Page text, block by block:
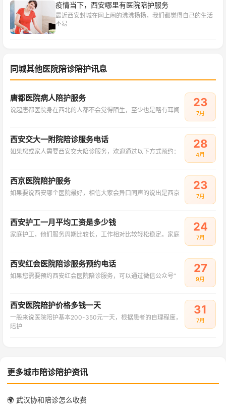
疫情当下，西安哪里有医院陪护服务
最近西安封城在网上闹的沸沸扬扬，我们都觉得自己的生活
不易
同城其他医院陪诊陪护讯息
唐都医院病人陪护服务
说起唐都医院身在西北的人都不会觉得陌生，至少也是略有耳闻
23
7月
西安交大一附院陪诊服务电话
如果您或家人需要西安交大陪诊服务，欢迎通过以下方式预约：
28
4月
西京医院陪护服务
如果要说西安哪个医院最好，相信大家会异口同声的说出是西京
23
7月
西安护工一月平均工资是多少钱
家庭护工，他们服务周期比较长，工作相对比较轻松稳定。家庭
24
7月
西安红会医院陪诊服务预约电话
如果您需要预约西安红会医院陪诊服务，可以通过微信公众号“
27
9月
西安医院陪护价格多钱一天
一般来说医院陪护基本200-350元一天，根据患者的自理程度，
陪护
31
7月
更多城市陪诊陪护资讯
🌍 武汉协和陪诊怎么收费